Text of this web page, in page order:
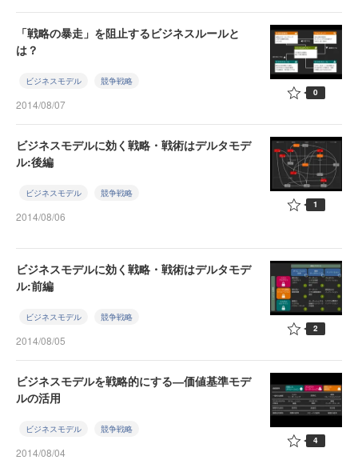
「戦略の暴走」を阻止するビジネスルールと
は？
ビジネスモデル 競争戦略
2014/08/07
0
ビジネスモデルに効く戦略・戦術はデルタモデ
ル:後編
ビジネスモデル 競争戦略
2014/08/06
1
ビジネスモデルに効く戦略・戦術はデルタモデ
ル:前編
ビジネスモデル 競争戦略
2014/08/05
2
ビジネスモデルを戦略的にする―価値基準モデ
ルの活用
ビジネスモデル 競争戦略
2014/08/04
4